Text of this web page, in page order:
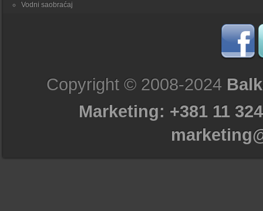
Vodni saobraćaj
Copyright © 2008-2024
Marketing: +381 11